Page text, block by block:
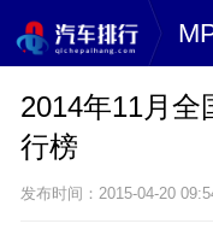
2014年11月全
行榜
发布时间：2015-04-20